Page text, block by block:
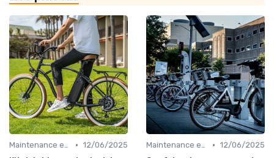
Maintenance et réparation • 12/06/2025
Maintenance et réparation • 12/06/2025